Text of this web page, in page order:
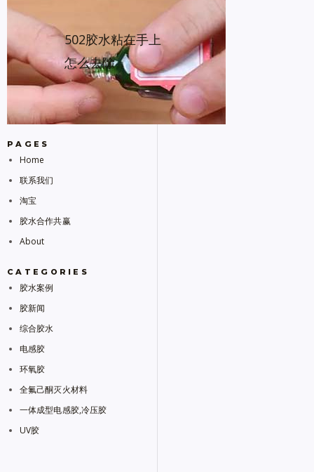
502胶水粘在手上
怎么去除
PAGES
Home
联系我们
淘宝
胶水合作共赢
About
CATEGORIES
胶水案例
胶新闻
综合胶水
电感胶
环氧胶
全氟己酮灭火材料
一体成型电感胶,冷压胶
UV胶